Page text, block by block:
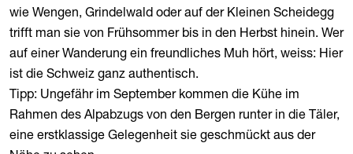
wie Wengen, Grindelwald oder auf der Kleinen Scheidegg
trifft man sie von Frühsommer bis in den Herbst hinein. Wer
auf einer Wanderung ein freundliches Muh hört, weiss: Hier
ist die Schweiz ganz authentisch.
Tipp: Ungefähr im September kommen die Kühe im
Rahmen des Alpabzugs von den Bergen runter in die Täler,
eine erstklassige Gelegenheit sie geschmückt aus der